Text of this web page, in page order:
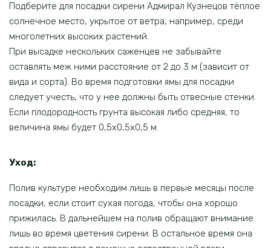
Подберите для посадки сирени Адмирал Кузнецов тёплое
солнечное место, укрытое от ветра, например, среди
многолетних высоких растений.
При высадке нескольких саженцев не забывайте
оставлять меж ними расстояние от 2 до 3 м (зависит от
вида и сорта). Во время подготовки ямы для посадки
следует учесть, что у нее должны быть отвесные стенки.
Если плодородность грунта высокая либо средняя, то
величина ямы будет 0,5х0,5х0,5 м.
Уход:
Полив культуре необходим лишь в первые месяцы после
посадки, если стоит сухая погода, чтобы она хорошо
прижилась. В дальнейшем на полив обращают внимание
лишь во время цветения сирени. В остальное время она